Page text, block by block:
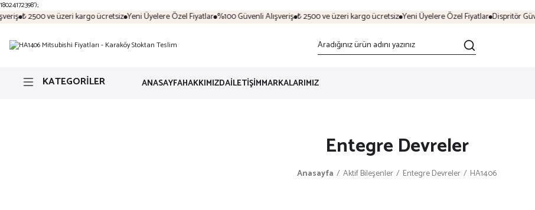
18024172398');
₺ 2500 ve üzeri kargo ücretsiz Yeni Üyelere Özel Fiyatlar %100 Güvenli Alışveriş ₺ 2500 ve üzeri kargo ücretsiz Yeni Üyelere Özel Fiyatlar Dispritör
KATEGORİLER ANASAYFAHAKKIMIZDAİLETİŞİMMARKALARIMIZ
Entegre Devreler
Anasayfa Aktif Bileşenler Entegre Devreler HA1406